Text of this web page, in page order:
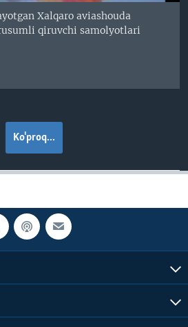
Xalqaro aviashouda
qiruvchi samolyotlari
Ko'proq...